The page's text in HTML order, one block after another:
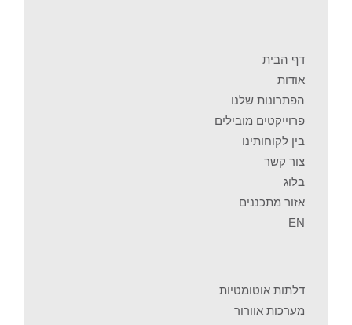
דף הבית
אודות
הפתרונות שלנו
פרוייקטים מובילים
בין לקוחותינו
צור קשר
בלוג
אזור מתכננים
EN
דלתות אוטומטיות
מערכות אוורור